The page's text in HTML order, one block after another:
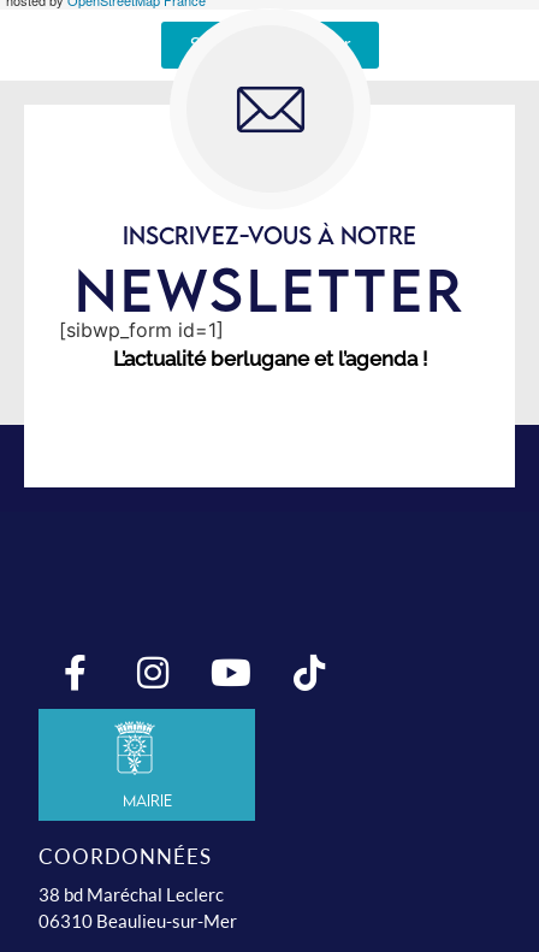
Signaler une erreur
INSCRIVEZ-VOUS À NOTRE
NEWSLETTER
[sibwp_form id=1]
L’actualité berlugane et l’agenda !
Mairie
COORDONNÉES
38 bd Maréchal Leclerc
06310 Beaulieu-sur-Mer